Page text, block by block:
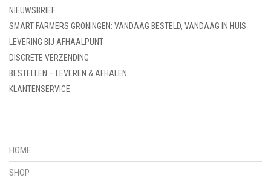
NIEUWSBRIEF
SMART FARMERS GRONINGEN: VANDAAG BESTELD, VANDAAG IN HUIS
LEVERING BIJ AFHAALPUNT
DISCRETE VERZENDING
BESTELLEN – LEVEREN & AFHALEN
KLANTENSERVICE
HOME
SHOP